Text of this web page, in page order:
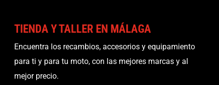
TIENDA Y TALLER EN MÁLAGA
Encuentra los recambios, accesorios y equipamiento
para ti y para tu moto, con las mejores marcas y al
mejor precio.